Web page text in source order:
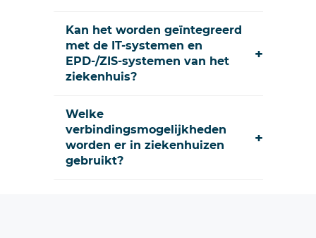
Kan het worden geïntegreerd
met de IT-systemen en
EPD-/ZIS-systemen van het
ziekenhuis?
+
Welke
verbindingsmogelijkheden
worden er in ziekenhuizen
gebruikt?
+